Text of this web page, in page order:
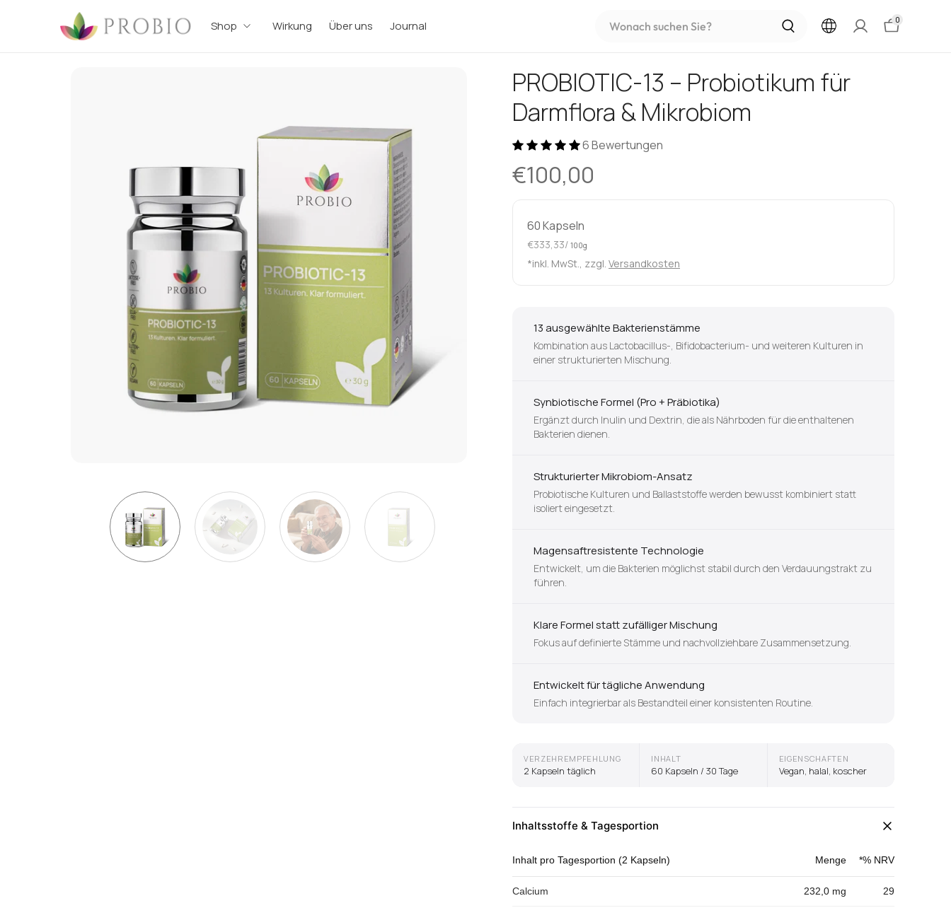
Shop Wirkung Über uns Journal
suchen
0
PROBIOTIC-13 – Probiotikum für
Darmflora & Mikrobiom
6 Bewertungen
€100,00
60 Kapseln
€333,33/ 100g
*inkl. MwSt., zzgl. Versandkosten
13 ausgewählte Bakterienstämme
Kombination aus Lactobacillus-, Bifidobacterium- und weiteren Kulturen in
einer strukturierten Mischung.
Synbiotische Formel (Pro + Präbiotika)
Ergänzt durch Inulin und Dextrin, die als Nährboden für die enthaltenen
Bakterien dienen.
Strukturierter Mikrobiom-Ansatz
Probiotische Kulturen und Ballaststoffe werden bewusst kombiniert statt
isoliert eingesetzt.
Magensaftresistente Technologie
Entwickelt, um die Bakterien möglichst stabil durch den Verdauungstrakt zu
führen.
Klare Formel statt zufälliger Mischung
Fokus auf definierte Stämme und nachvollziehbare Zusammensetzung.
Entwickelt für tägliche Anwendung
Einfach integrierbar als Bestandteil einer konsistenten Routine.
VERZEHREMPFEHLUNG
2 Kapseln täglich
INHALT
60 Kapseln / 30 Tage
EIGENSCHAFTEN
Vegan, halal, koscher
Inhaltsstoffe & Tagesportion
Inhalt pro Tagesportion (2 Kapseln) Menge *% NRV
Calcium 232,0 mg 29